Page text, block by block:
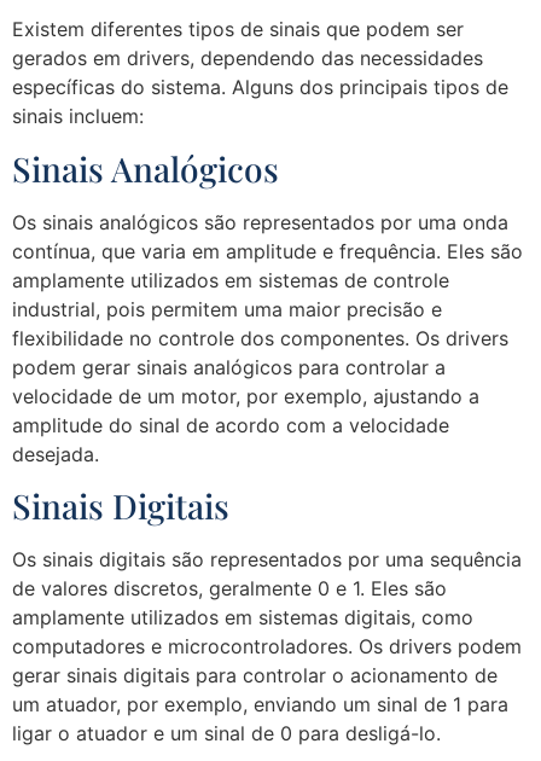
Existem diferentes tipos de sinais que podem ser
gerados em drivers, dependendo das necessidades
específicas do sistema. Alguns dos principais tipos de
sinais incluem:
Sinais Analógicos
Os sinais analógicos são representados por uma onda
contínua, que varia em amplitude e frequência. Eles são
amplamente utilizados em sistemas de controle
industrial, pois permitem uma maior precisão e
flexibilidade no controle dos componentes. Os drivers
podem gerar sinais analógicos para controlar a
velocidade de um motor, por exemplo, ajustando a
amplitude do sinal de acordo com a velocidade
desejada.
Sinais Digitais
Os sinais digitais são representados por uma sequência
de valores discretos, geralmente 0 e 1. Eles são
amplamente utilizados em sistemas digitais, como
computadores e microcontroladores. Os drivers podem
gerar sinais digitais para controlar o acionamento de
um atuador, por exemplo, enviando um sinal de 1 para
ligar o atuador e um sinal de 0 para desligá-lo.